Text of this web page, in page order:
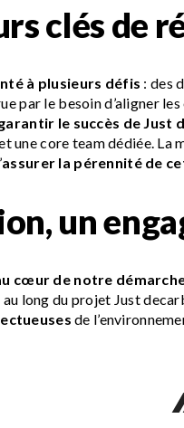
clés de
à plusieurs défis : des
par le besoin d’aligner
le succès de Just
core team dédiée. La
assurer la pérennité de
un
cœur de notre
long du projet Just
de